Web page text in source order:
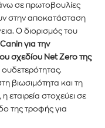
Απορρήτου.
σε πρωτοβουλίες
στην αποκατάσταση
Ο διορισμός του
για την
σχεδίου Net Zero της
ουδετερότητας.
βιωσιμότητα και τη
εταιρεία στοχεύει σε
της τροφής για